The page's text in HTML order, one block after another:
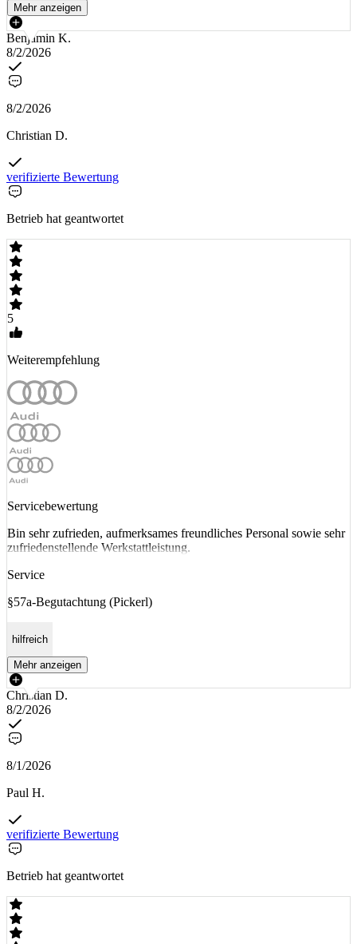
Mehr anzeigen
Benjamin K.
8/2/2026
8/2/2026
Christian D.
verifizierte Bewertung
Betrieb hat geantwortet
5
Weiterempfehlung
Servicebewertung
Bin sehr zufrieden, aufmerksames freundliches Personal sowie sehr
zufriedenstellende Werkstattleistung.
Service
§57a-Begutachtung (Pickerl)
hilfreich
Mehr anzeigen
Christian D.
8/2/2026
8/1/2026
Paul H.
verifizierte Bewertung
Betrieb hat geantwortet